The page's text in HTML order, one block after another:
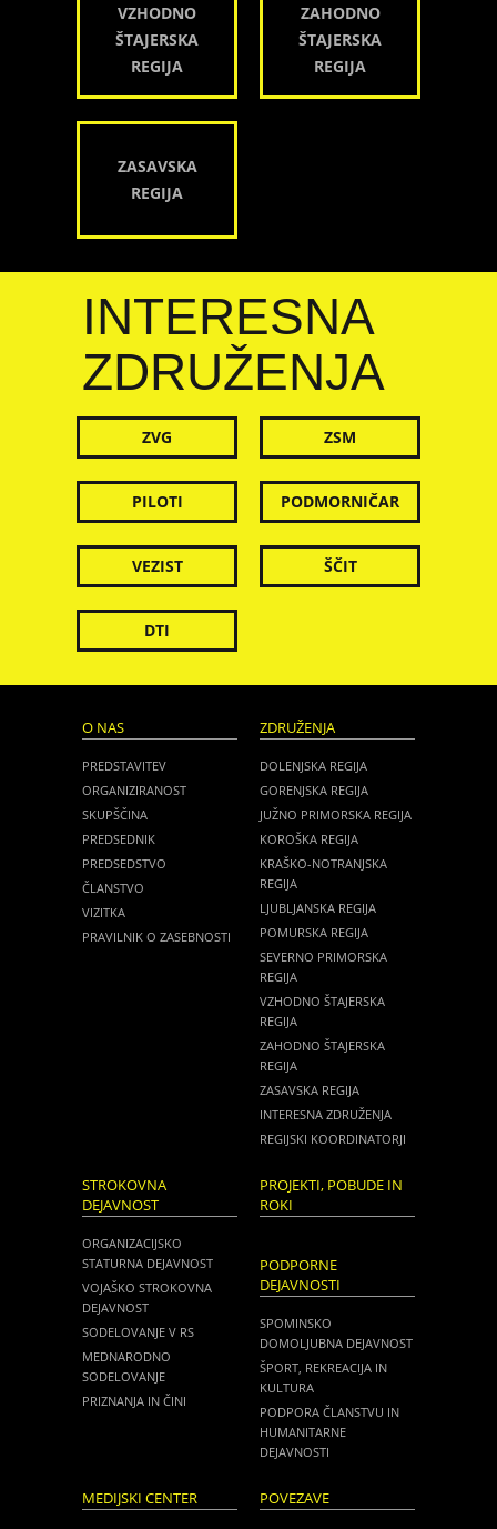
VZHODNO
ŠTAJERSKA
REGIJA
ZAHODNO
ŠTAJERSKA
REGIJA
ZASAVSKA
REGIJA
INTERESNA
ZDRUŽENJA
ZVG ZSM
PILOTI PODMORNIČAR
VEZIST ŠČIT
DTI
O NAS
PREDSTAVITEV
ORGANIZIRANOST
SKUPŠČINA
PREDSEDNIK
PREDSEDSTVO
ČLANSTVO
VIZITKA
PRAVILNIK O ZASEBNOSTI
ZDRUŽENJA
DOLENJSKA REGIJA
GORENJSKA REGIJA
JUŽNO PRIMORSKA REGIJA
KOROŠKA REGIJA
KRAŠKO-NOTRANJSKA
REGIJA
LJUBLJANSKA REGIJA
POMURSKA REGIJA
SEVERNO PRIMORSKA
REGIJA
VZHODNO ŠTAJERSKA
REGIJA
ZAHODNO ŠTAJERSKA
REGIJA
ZASAVSKA REGIJA
INTERESNA ZDRUŽENJA
REGIJSKI KOORDINATORJI
STROKOVNA
DEJAVNOST
ORGANIZACIJSKO
STATURNA DEJAVNOST
VOJAŠKO STROKOVNA
DEJAVNOST
SODELOVANJE V RS
MEDNARODNO
SODELOVANJE
PRIZNANJA IN ČINI
PROJEKTI, POBUDE IN
ROKI
PODPORNE
DEJAVNOSTI
SPOMINSKO
DOMOLJUBNA DEJAVNOST
ŠPORT, REKREACIJA IN
KULTURA
PODPORA ČLANSTVU IN
HUMANITARNE
DEJAVNOSTI
MEDIJSKI CENTER POVEZAVE